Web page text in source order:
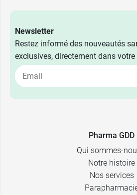
Newsletter
Restez informé des nouveautés
exclusives, directement dans
Pharma GDD
Qui sommes-
Notre histoire
Nos services